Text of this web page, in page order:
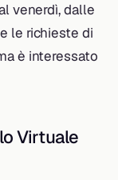
venerdì, dalle
le richieste di
è interessato
Virtuale